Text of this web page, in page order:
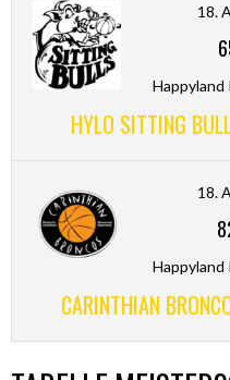
18.
HYLO SITTING
18.
CARINTHIAN